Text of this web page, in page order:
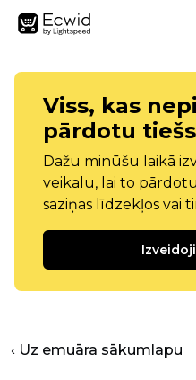
Viss, kas
pārdotu
Dažu minūšu laikā
veikalu, lai to
saziņas līdzekļos vai
‹ Uz emuāra sākumlapu